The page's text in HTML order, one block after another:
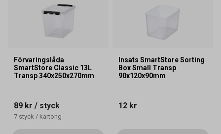
Förvaringslåda
SmartStore Classic 13L
Transp 340x250x270mm
89 kr / styck
7 styck / kartong
Insats SmartStore Sorting
Box Small Transp
90x120x90mm
12 kr